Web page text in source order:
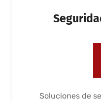
Soluciones de